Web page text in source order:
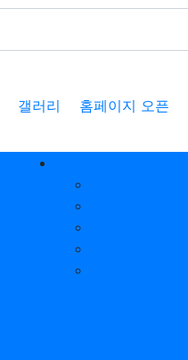
갤러리 홈페이지 오픈